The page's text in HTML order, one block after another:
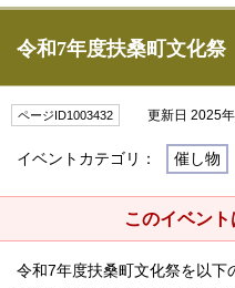
令和7年度扶桑町文化祭
ページID1003432 更新日 2025年
イベントカテゴリ： 催し物
このイベント
令和7年度扶桑町文化祭を以下